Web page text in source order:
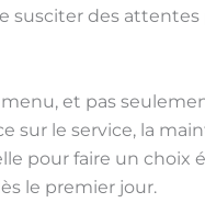
susciter des attentes
et pas
sur le service, la
pour faire un choix
le premier jour.